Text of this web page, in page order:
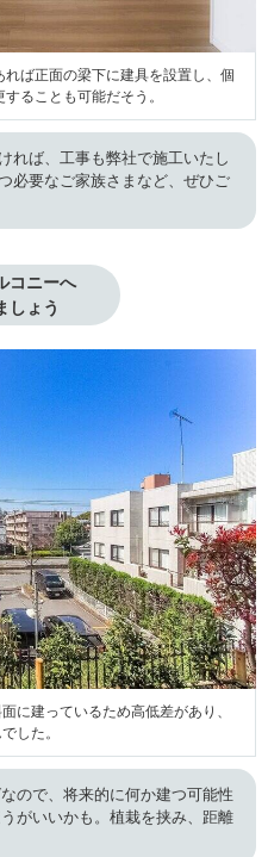
ば正面の梁下に建具を設置し、個
ることも可能だそう。
れば、工事も弊社で施工いたし
必要なご家族さまなど、ぜひご
コニーへ
しょう
に建っているため高低差があり、
した。
ので、将来的に何か建つ可能性
がいいかも。植栽を挟み、距離